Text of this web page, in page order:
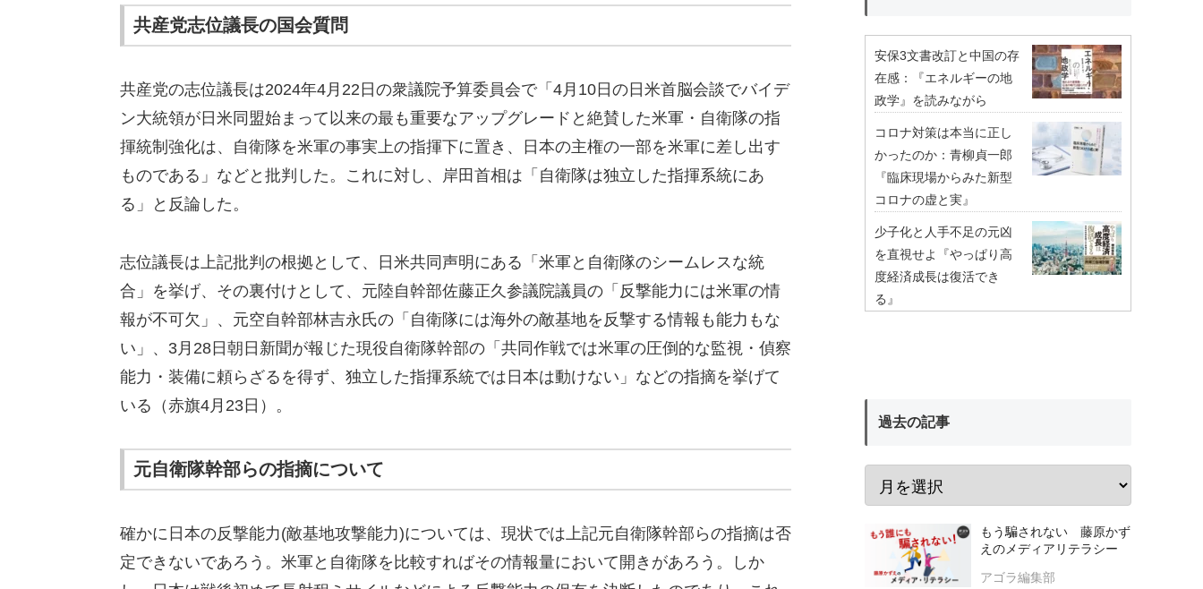
共産党志位議長の国会質問
共産党の志位議長は2024年4月22日の衆議院予算委員会で「4月10日の日米首脳会談でバイデ
ン大統領が日米同盟始まって以来の最も重要なアップグレードと絶賛した米軍・自衛隊の指
揮統制強化は、自衛隊を米軍の事実上の指揮下に置き、日本の主権の一部を米軍に差し出す
ものである」などと批判した。これに対し、岸田首相は「自衛隊は独立した指揮系統にあ
る」と反論した。
志位議長は上記批判の根拠として、日米共同声明にある「米軍と自衛隊のシームレスな統
合」を挙げ、その裏付けとして、元陸自幹部佐藤正久参議院議員の「反撃能力には米軍の情
報が不可欠」、元空自幹部林吉永氏の「自衛隊には海外の敵基地を反撃する情報も能力もな
い」、3月28日朝日新聞が報じた現役自衛隊幹部の「共同作戦では米軍の圧倒的な監視・偵察
能力・装備に頼らざるを得ず、独立した指揮系統では日本は動けない」などの指摘を挙げて
いる（赤旗4月23日）。
元自衛隊幹部らの指摘について
確かに日本の反撃能力(敵基地攻撃能力)については、現状では上記元自衛隊幹部らの指摘は否
定できないであろう。米軍と自衛隊を比較すればその情報量において開きがあろう。しか
安保3文書改訂と中国の存
在感：『エネルギーの地
政学』を読みながら
コロナ対策は本当に正し
かったのか：青柳貞一郎
『臨床現場からみた新型
コロナの虚と実』
少子化と人手不足の元凶
を直視せよ『やっぱり高
度経済成長は復活でき
る』
過去の記事
もう騙されない 藤原かず
えのメディアリテラシー
アゴラ編集部